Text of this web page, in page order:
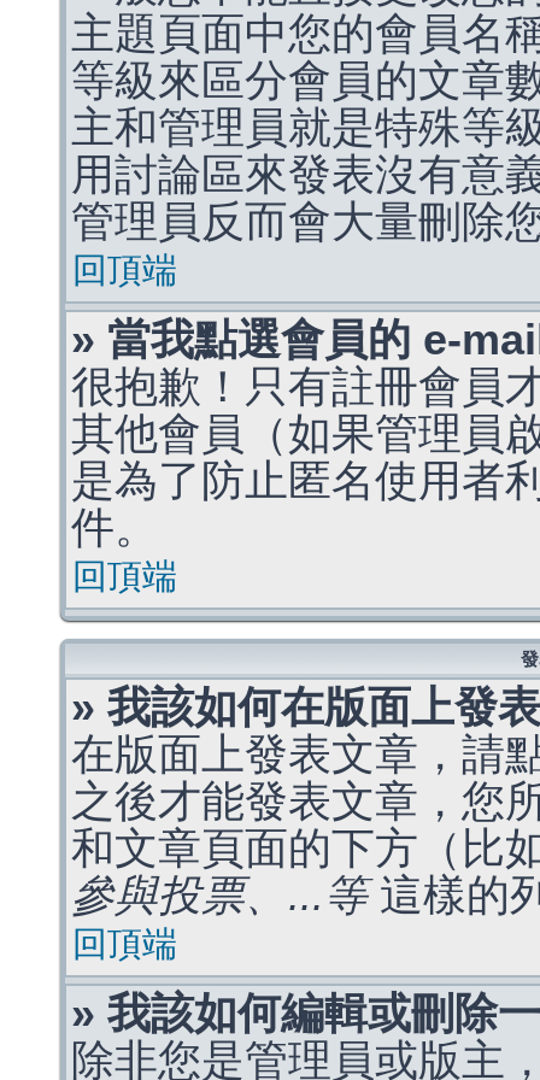
主題頁面中您的會員名
等級來區分會員的文章
主和管理員就是特殊等
用討論區來發表沒有意
管理員反而會大量刪除
回頂端
» 當我點選會員的 e-
很抱歉！只有註冊會員
其他會員（如果管理員
是為了防止匿名使用者
件。
回頂端
» 我該如何在版面上發
在版面上發表文章，請
之後才能發表文章，您
和文章頁面的下方（比
參與投票、...等這樣的
回頂端
» 我該如何編輯或刪除
除非您是管理員或版主